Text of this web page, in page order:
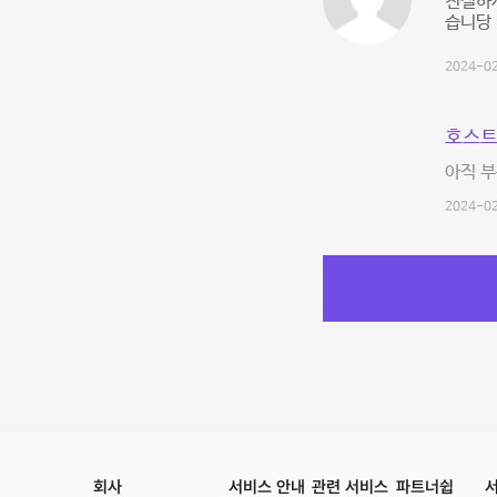
습니당
2024-
호스
아직
2024-
회사 서비스 안내 관련 서비스 파트너쉽